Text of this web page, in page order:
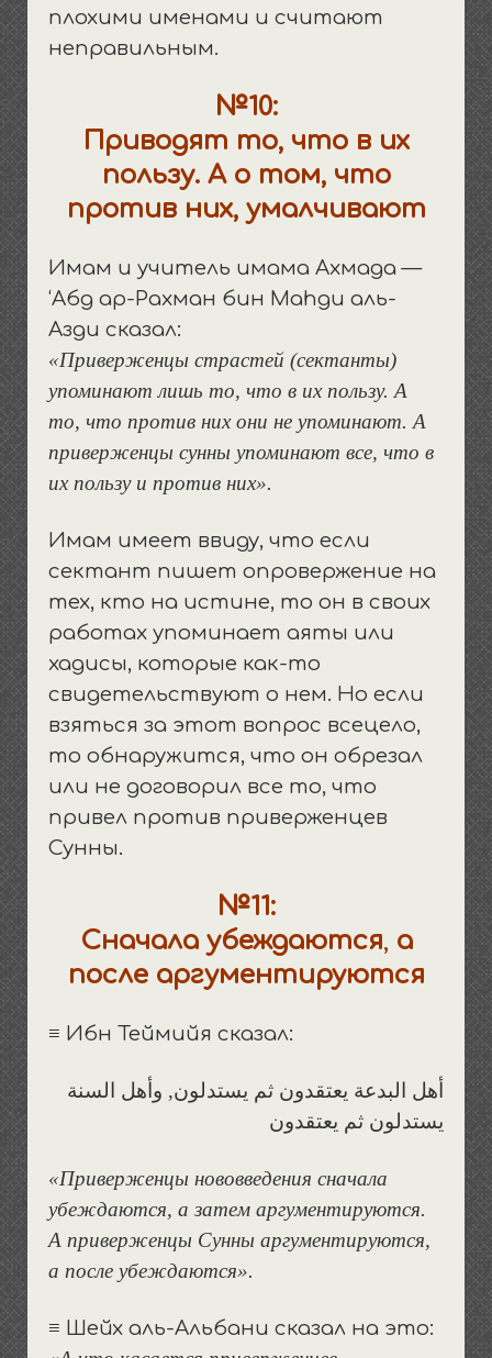
плохими именами и считают
неправильным.
№10:
Приводят то, что в их
пользу. А о том, что
против них, умалчивают
Имам и учитель имама Ахмада —
‘Абд ар-Рахман бин Маhди аль-
Азди сказал:
«Приверженцы страстей (сектанты)
упоминают лишь то, что в их пользу. А
то, что против них они не упоминают. А
приверженцы сунны упоминают все, что в
их пользу и против них».
Имам имеет ввиду, что если
сектант пишет опровержение на
тех, кто на истине, то он в своих
работах упоминает аяты или
хадисы, которые как-то
свидетельствуют о нем. Но если
взяться за этот вопрос всецело,
то обнаружится, что он обрезал
или не договорил все то, что
привел против приверженцев
Сунны.
№11:
Сначала убеждаются, а
после аргументируются
≡ Ибн Теймийя сказал:
أهل البدعة يعتقدون ثم يستدلون, وأهل السنة
يستدلون ثم يعتقدون
«Приверженцы нововведения сначала
убеждаются, а затем аргументируются.
А приверженцы Сунны аргументируются,
а после убеждаются».
≡ Шейх аль-Альбани сказал на это: